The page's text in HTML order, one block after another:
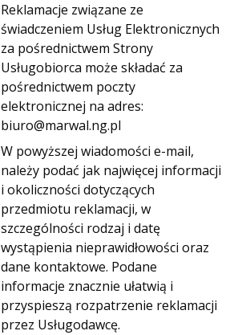
Reklamacje związane ze
świadczeniem Usług Elektronicznych
za pośrednictwem Strony
Usługobiorca może składać za
pośrednictwem poczty
elektronicznej na adres:
biuro@marwal.ng.pl
W powyższej wiadomości e-mail,
należy podać jak najwięcej informacji
i okoliczności dotyczących
przedmiotu reklamacji, w
szczególności rodzaj i datę
wystąpienia nieprawidłowości oraz
dane kontaktowe. Podane
informacje znacznie ułatwią i
przyspieszą rozpatrzenie reklamacji
przez Usługodawcę.